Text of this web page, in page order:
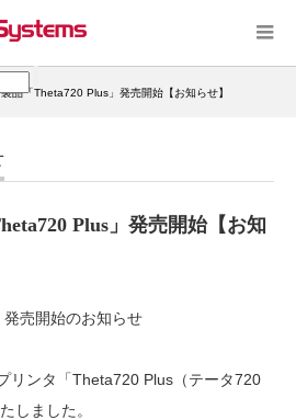
品「Theta720 Plus」発売開始【お知らせ】
Plus」発売開始【お知
売開始のお知らせ
リンタ「Theta720 Plus（テータ720
しました。